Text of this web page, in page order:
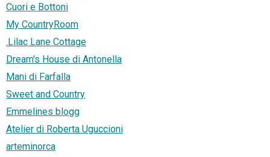
Cuori e Bottoni
My CountryRoom
.Lilac Lane Cottage
Dream's House di Antonella
Mani di Farfalla
Sweet and Country
Emmelines blogg
Atelier di Roberta Uguccioni
arteminorca